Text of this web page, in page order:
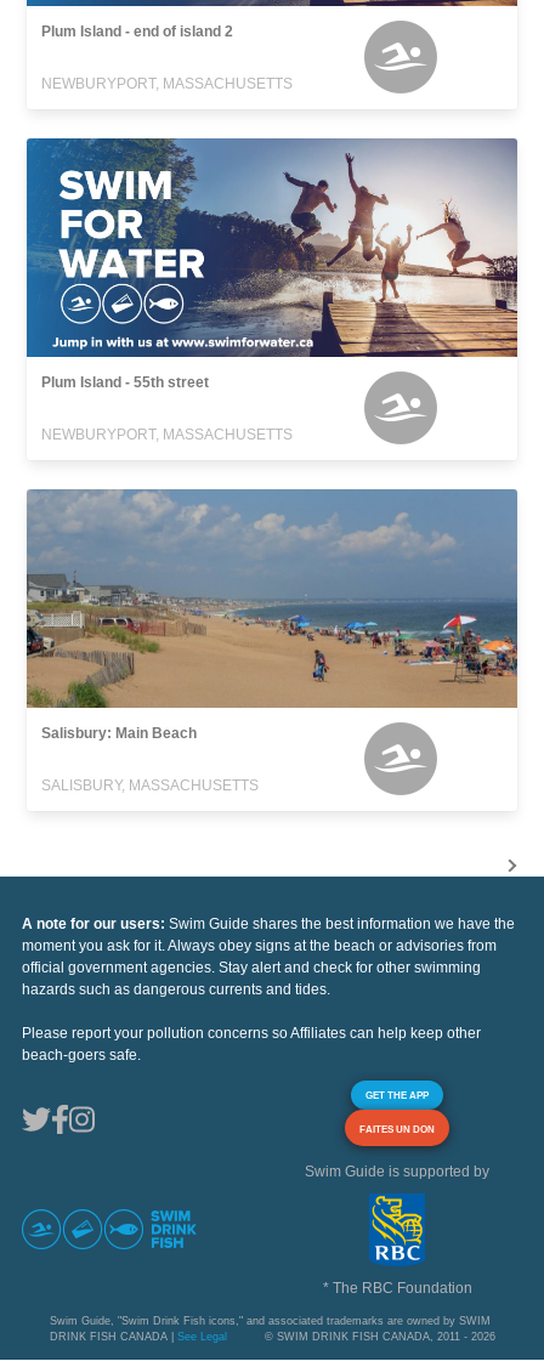
Plum Island - end of island 2
NEWBURYPORT, MASSACHUSETTS
Plum Island - 55th street
NEWBURYPORT, MASSACHUSETTS
Salisbury: Main Beach
SALISBURY, MASSACHUSETTS
A note for our users: Swim Guide shares the best information we have the
moment you ask for it. Always obey signs at the beach or advisories from
official government agencies. Stay alert and check for other swimming
hazards such as dangerous currents and tides.
Please report your pollution concerns so Affiliates can help keep other
beach-goers safe.
GET THE APP
FAITES UN DON
Swim Guide is supported by
* The RBC Foundation
Swim Guide, "Swim Drink Fish icons," and associated trademarks are owned by SWIM
DRINK FISH CANADA | See Legal © SWIM DRINK FISH CANADA, 2011 - 2026